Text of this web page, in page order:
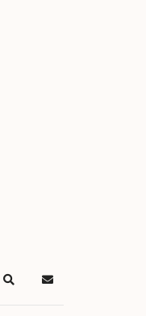
SearchOdběr Blogu